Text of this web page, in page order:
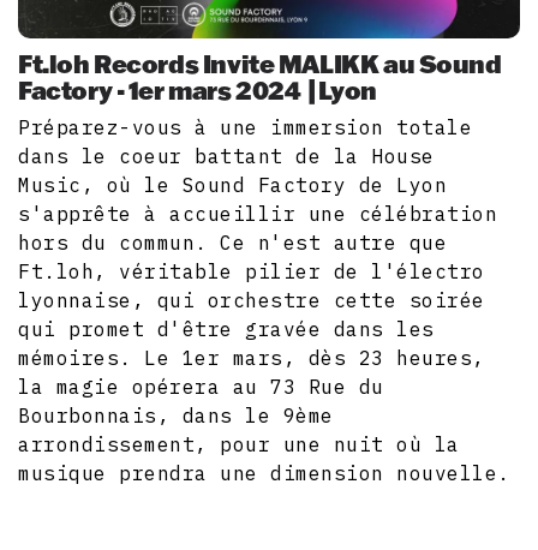
Ft.loh Records Invite MALIKK au Sound
Factory - 1er mars 2024 |Lyon
Préparez-vous à une immersion totale
dans le coeur battant de la House
Music, où le Sound Factory de Lyon
s'apprête à accueillir une célébration
hors du commun. Ce n'est autre que
Ft.loh, véritable pilier de l'électro
lyonnaise, qui orchestre cette soirée
qui promet d'être gravée dans les
mémoires. Le 1er mars, dès 23 heures,
la magie opérera au 73 Rue du
Bourbonnais, dans le 9ème
arrondissement, pour une nuit où la
musique prendra une dimension nouvelle.